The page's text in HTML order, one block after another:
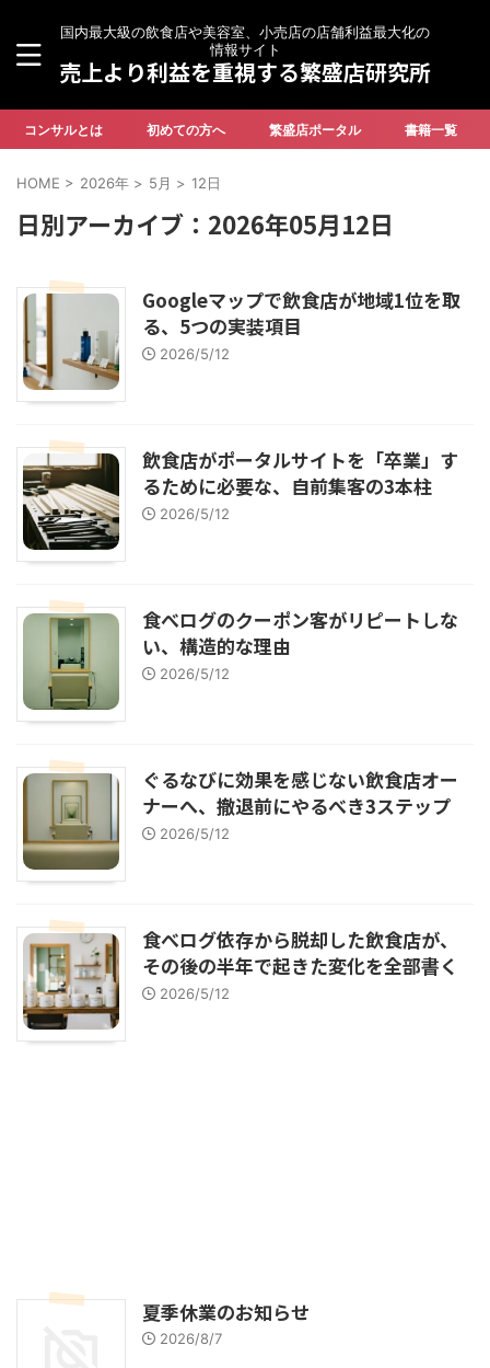
国内最大級の飲食店や美容室、小売店の店舗利益最大化の
情報サイト
売上より利益を重視する繁盛店研究所
コンサルとは 初めての方へ 繁盛店ポータル 書籍一覧
HOME > 2026年 > 5月 > 12日
日別アーカイブ：2026年05月12日
Googleマップで飲食店が地域1位を取
る、5つの実装項目
2026/5/12
飲食店がポータルサイトを「卒業」す
るために必要な、自前集客の3本柱
2026/5/12
食べログのクーポン客がリピートしな
い、構造的な理由
2026/5/12
ぐるなびに効果を感じない飲食店オー
ナーへ、撤退前にやるべき3ステップ
2026/5/12
食べログ依存から脱却した飲食店が、
その後の半年で起きた変化を全部書く
2026/5/12
夏季休業のお知らせ
2026/8/7